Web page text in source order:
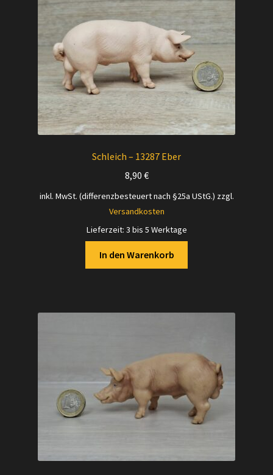
Widerrufsbelehrung
Datenschutzerklärung
Versand + Wichtige Infos
Schleich – 13287 Eber
8,90 €
inkl. MwSt. (differenzbesteuert nach §25a UStG.) zzgl.
Versandkosten
Lieferzeit: 3 bis 5 Werktage
In den Warenkorb